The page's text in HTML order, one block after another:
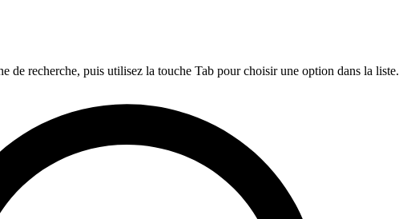
de recherche, puis utilisez la touche Tab pour choisir une option dans la liste.